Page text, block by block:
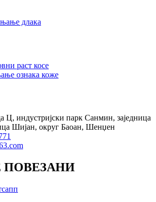
длака
раст косе
ознака коже
Ц, индустријски парк Санмин, заједница
Шијан, округ Баоан, Шенџен
ПОВЕЗАНИ